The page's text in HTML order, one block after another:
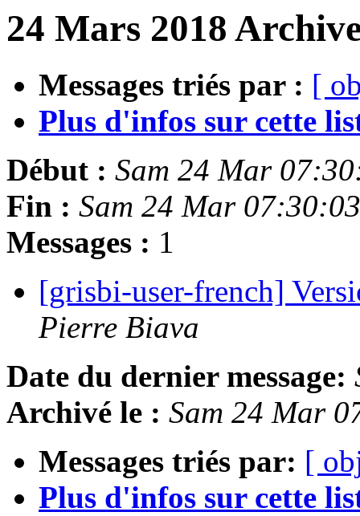
24 Mars 2018
Messages triés par : [
Plus d'infos sur cette
Début : Sam 24 Mar
Fin : Sam 24 Mar
Messages : 1
[grisbi-user-french]
Pierre Biava
Date du dernier message:
Archivé le : Sam 24 Mar
Messages triés par: [
Plus d'infos sur cette